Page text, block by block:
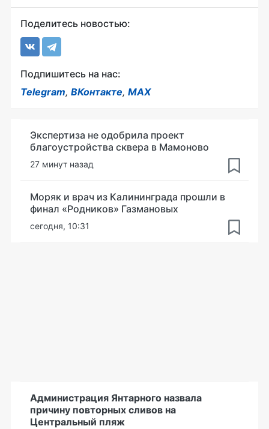
Поделитесь новостью:
Подпишитесь на нас:
Telegram, ВКонтакте, MAX
Экспертиза не одобрила проект
благоустройства сквера в Мамоново
27 минут назад
Моряк и врач из Калининграда прошли в
финал «Родников» Газмановых
сегодня, 10:31
Администрация Янтарного назвала
причину повторных сливов на
Центральный пляж